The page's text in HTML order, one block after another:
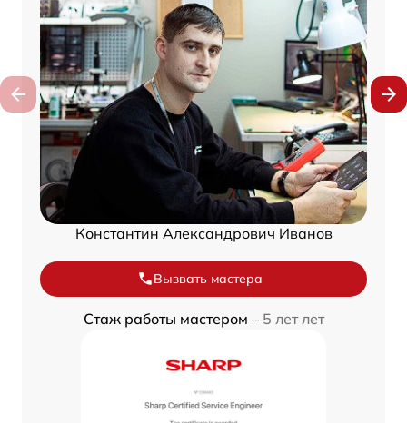
Константин Александрович Иванов
Вызвать мастера
Стаж работы мастером – 5 лет лет